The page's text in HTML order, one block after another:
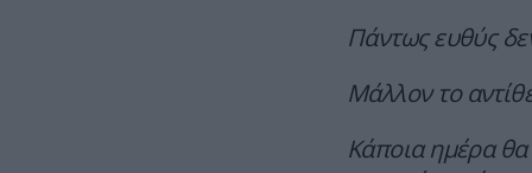
Πάντως ευθύς
Μάλλον το
Κάποια ημέρα